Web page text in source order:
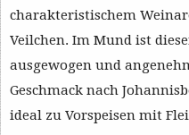
charakteristischem
Veilchen. Im Mund ist
ausgewogen und
Geschmack nach
ideal zu Vorspeisen mit